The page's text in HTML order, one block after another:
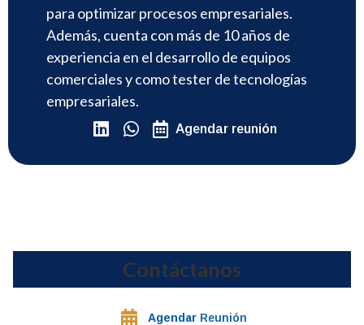
para optimizar procesos empresariales.
Además, cuenta con más de 10 años de
experiencia en el desarrollo de equipos
comerciales y como tester de tecnologías
empresariales.
Agendar reunión
Contáctanos
Agendar Reunión